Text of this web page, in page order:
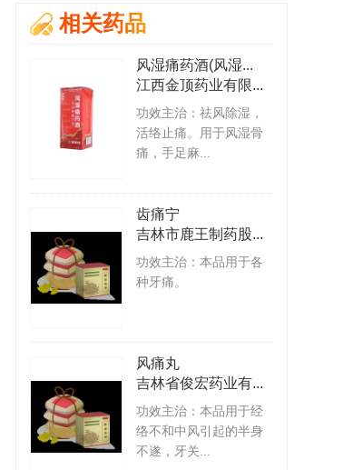
石静萍
主任医师
南京脑科医院 神经内科
擅长治疗记忆障碍...
南京脑科医院 神经内科
擅长：
相关药品
风湿痛药酒(风湿...
江西金顶药业有限...
功效主治：祛风除湿，
活络止痛。用于风湿骨
痛，手足麻...
齿痛宁
吉林市鹿王制药股...
功效主治：本品用于各
种牙痛。
风痛丸
吉林省俊宏药业有...
功效主治：本品用于经
络不和中风引起的半身
不遂，牙关...